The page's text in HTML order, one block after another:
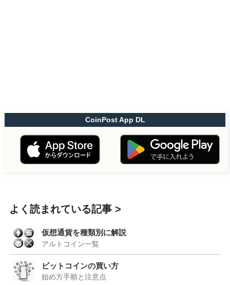
CoinPost App DL
よく読まれている記事
仮想通貨を種類別に解説
アルトコイン一覧
ビットコインの買い方
始め方手順と注意点